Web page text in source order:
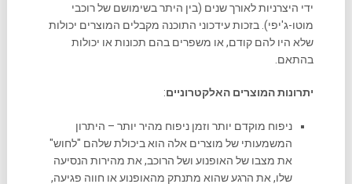
ידי היצרניות לאורך שנים (בין היתר בשימושם של רוכבי
מוטו-ג'יפי). בזכות עידכוני התוכנה מקבלים המוצרים יכולות
שלא היו להם קודם, או משפרים בהם תכונות או יכולות
בהתאם.
יתרונות המוצרים האלקטרוניים:
ניפוח מוקדם יותר וזמן ניפוח מהיר יותר – היתרון
המשמעותי של מוצרים אלה הוא ביכולת שלהם "לחוש"
את מצבו של האופנוע ושל הרוכב, את מהירות הנסיעה
שלו, את הרגע שהוא מתנתק מהאופנוע או חווה פגיעה,